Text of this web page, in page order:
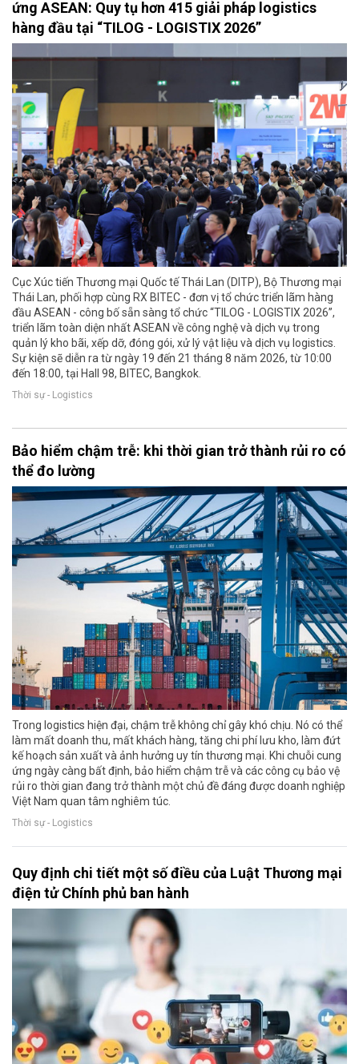
ứng ASEAN: Quy tụ hơn 415 giải pháp logistics
hàng đầu tại “TILOG - LOGISTIX 2026”
Cục Xúc tiến Thương mại Quốc tế Thái Lan (DITP), Bộ Thương mại
Thái Lan, phối hợp cùng RX BITEC - đơn vị tổ chức triển lãm hàng
đầu ASEAN - công bố sẵn sàng tổ chức “TILOG - LOGISTIX 2026”,
triển lãm toàn diện nhất ASEAN về công nghệ và dịch vụ trong
quản lý kho bãi, xếp dỡ, đóng gói, xử lý vật liệu và dịch vụ logistics.
Sự kiện sẽ diễn ra từ ngày 19 đến 21 tháng 8 năm 2026, từ 10:00
đến 18:00, tại Hall 98, BITEC, Bangkok.
Thời sự - Logistics
Bảo hiểm chậm trễ: khi thời gian trở thành rủi ro có
thể đo lường
Trong logistics hiện đại, chậm trễ không chỉ gây khó chịu. Nó có thể
làm mất doanh thu, mất khách hàng, tăng chi phí lưu kho, làm đứt
kế hoạch sản xuất và ảnh hưởng uy tín thương mại. Khi chuỗi cung
ứng ngày càng bất định, bảo hiểm chậm trễ và các công cụ bảo vệ
rủi ro thời gian đang trở thành một chủ đề đáng được doanh nghiệp
Việt Nam quan tâm nghiêm túc.
Thời sự - Logistics
Quy định chi tiết một số điều của Luật Thương mại
điện tử Chính phủ ban hành